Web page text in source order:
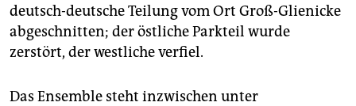
deutsch-deutsche Teilung vom Ort Groß-Glienicke
abgeschnitten; der östliche Parkteil wurde
zerstört, der westliche verfiel.
Das Ensemble steht inzwischen unter